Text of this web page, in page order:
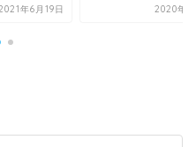
2020年9月5日 2020年3